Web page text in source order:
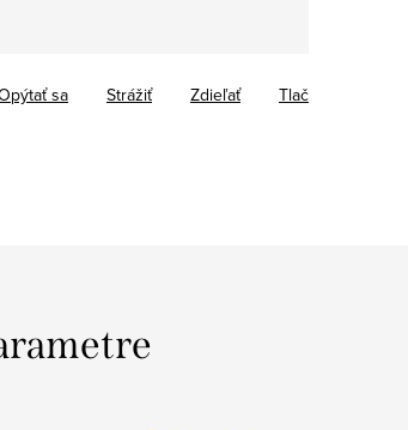
Tlač
sa Strážiť Zdieľať